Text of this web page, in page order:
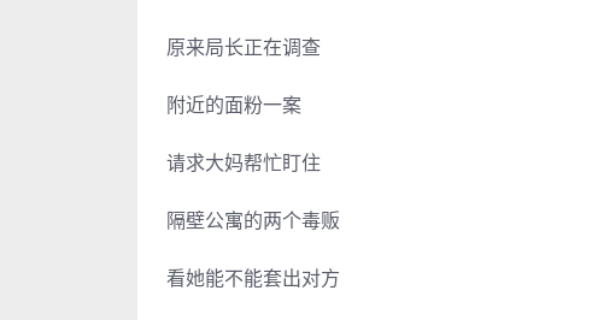
原来局长正在调查
附近的面粉一案
请求大妈帮忙盯住
隔壁公寓的两个毒贩
看她能不能套出对方